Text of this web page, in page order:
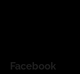
Facebook